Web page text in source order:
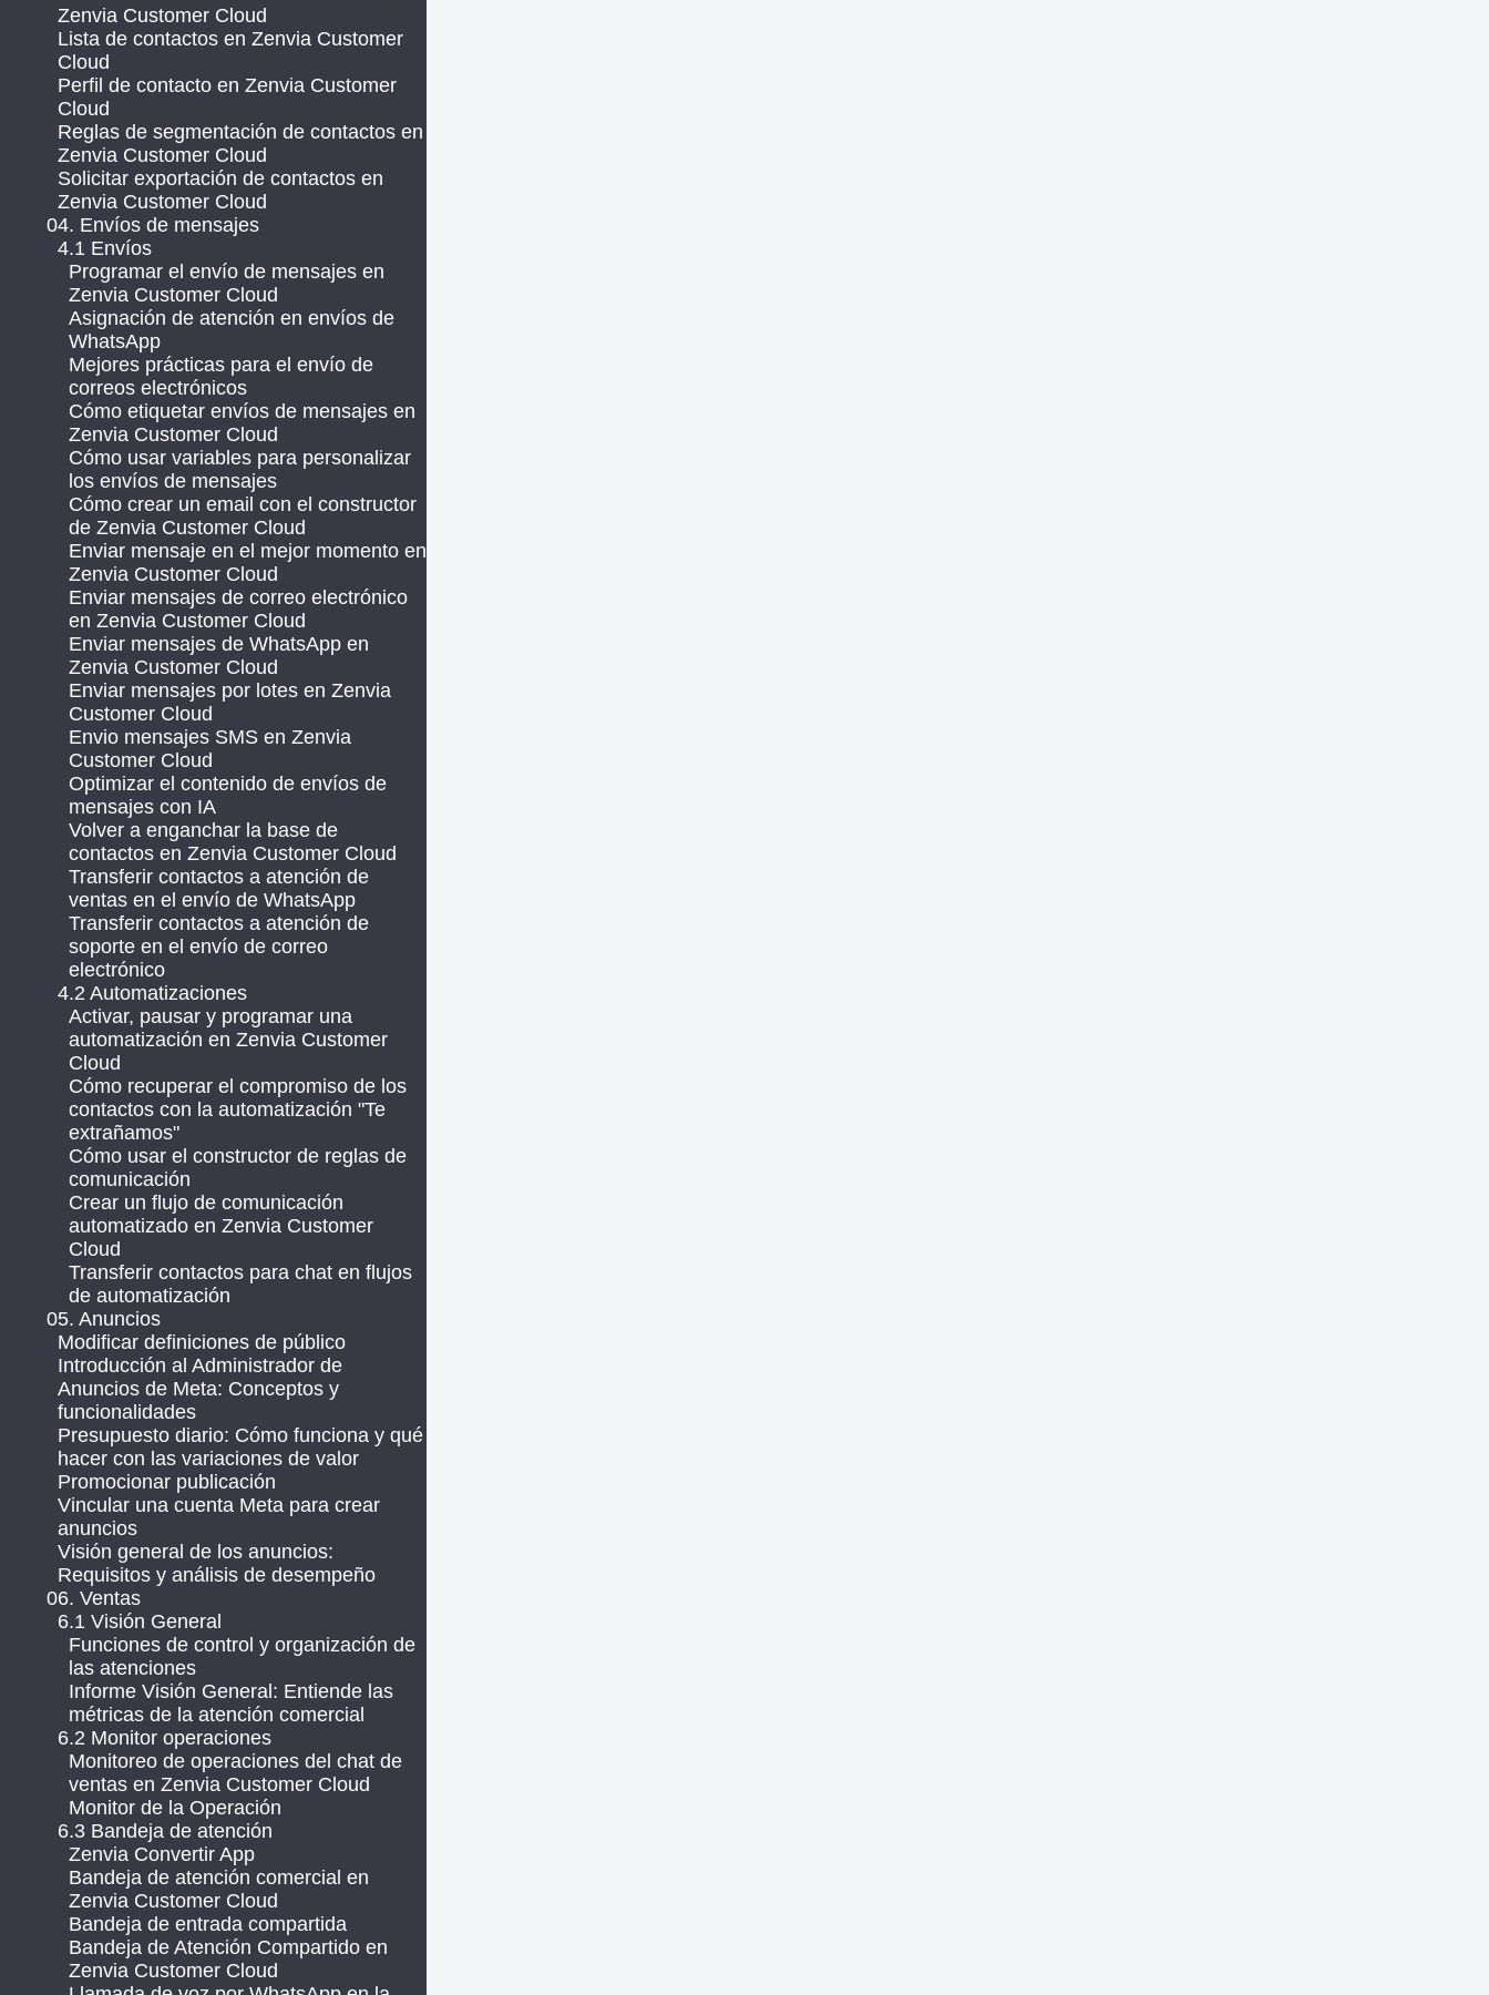
Zenvia Customer Cloud
Lista de contactos en Zenvia Customer
Cloud
Perfil de contacto en Zenvia Customer
Cloud
Reglas de segmentación de contactos en
Zenvia Customer Cloud
Solicitar exportación de contactos en
Zenvia Customer Cloud
04. Envíos de mensajes
4.1 Envíos
Programar el envío de mensajes en
Zenvia Customer Cloud
Asignación de atención en envíos de
WhatsApp
Mejores prácticas para el envío de
correos electrónicos
Cómo etiquetar envíos de mensajes en
Zenvia Customer Cloud
Cómo usar variables para personalizar
los envíos de mensajes
Cómo crear un email con el constructor
de Zenvia Customer Cloud
Enviar mensaje en el mejor momento en
Zenvia Customer Cloud
Enviar mensajes de correo electrónico
en Zenvia Customer Cloud
Enviar mensajes de WhatsApp en
Zenvia Customer Cloud
Enviar mensajes por lotes en Zenvia
Customer Cloud
Envio mensajes SMS en Zenvia
Customer Cloud
Optimizar el contenido de envíos de
mensajes con IA
Volver a enganchar la base de
contactos en Zenvia Customer Cloud
Transferir contactos a atención de
ventas en el envío de WhatsApp
Transferir contactos a atención de
soporte en el envío de correo
electrónico
4.2 Automatizaciones
Activar, pausar y programar una
automatización en Zenvia Customer
Cloud
Cómo recuperar el compromiso de los
contactos con la automatización "Te
extrañamos"
Cómo usar el constructor de reglas de
comunicación
Crear un flujo de comunicación
automatizado en Zenvia Customer
Cloud
Transferir contactos para chat en flujos
de automatización
05. Anuncios
Modificar definiciones de público
Introducción al Administrador de
Anuncios de Meta: Conceptos y
funcionalidades
Presupuesto diario: Cómo funciona y qué
hacer con las variaciones de valor
Promocionar publicación
Vincular una cuenta Meta para crear
anuncios
Visión general de los anuncios:
Requisitos y análisis de desempeño
06. Ventas
6.1 Visión General
Funciones de control y organización de
las atenciones
Informe Visión General: Entiende las
métricas de la atención comercial
6.2 Monitor operaciones
Monitoreo de operaciones del chat de
ventas en Zenvia Customer Cloud
Monitor de la Operación
6.3 Bandeja de atención
Zenvia Convertir App
Bandeja de atención comercial en
Zenvia Customer Cloud
Bandeja de entrada compartida
Bandeja de Atención Compartido en
Zenvia Customer Cloud